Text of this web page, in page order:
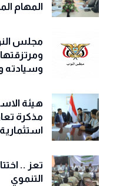
المهام
مجلس
وسيادته
هيئة
مذكرة
تعز ..
التنموي